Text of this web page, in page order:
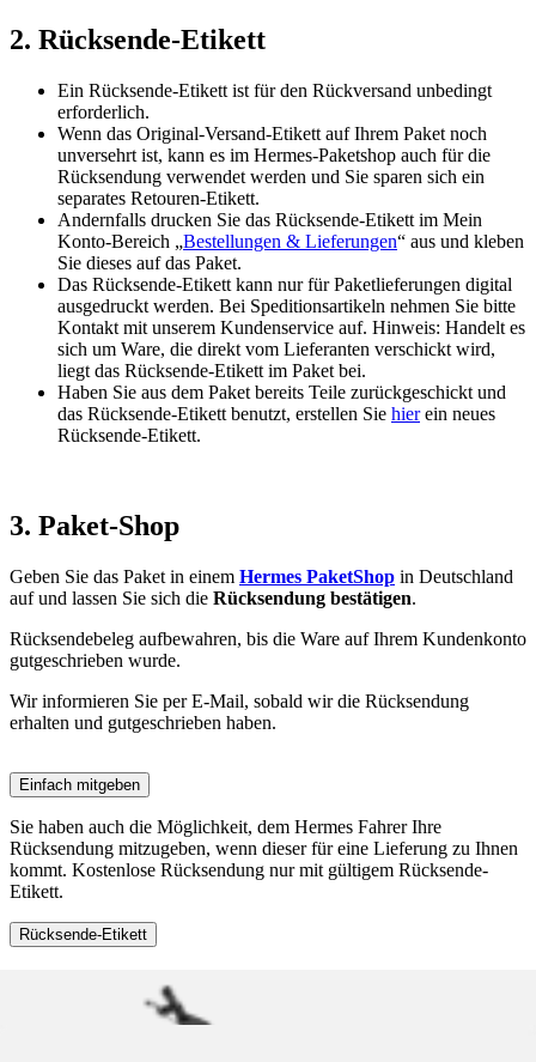
2. Rücksende-Etikett
Ein Rücksende-Etikett ist für den Rückversand unbedingt
erforderlich.
Wenn das Original-Versand-Etikett auf Ihrem Paket noch
unversehrt ist, kann es im Hermes-Paketshop auch für die
Rücksendung verwendet werden und Sie sparen sich ein
separates Retouren-Etikett.
Andernfalls drucken Sie das Rücksende-Etikett im Mein
Konto-Bereich „Bestellungen & Lieferungen“ aus und kleben
Sie dieses auf das Paket.
Das Rücksende-Etikett kann nur für Paketlieferungen digital
ausgedruckt werden. Bei Speditionsartikeln nehmen Sie bitte
Kontakt mit unserem Kundenservice auf. Hinweis: Handelt es
sich um Ware, die direkt vom Lieferanten verschickt wird,
liegt das Rücksende-Etikett im Paket bei.
Haben Sie aus dem Paket bereits Teile zurückgeschickt und
das Rücksende-Etikett benutzt, erstellen Sie hierein neues
Rücksende-Etikett.
3. Paket-Shop
Geben Sie das Paket in einem Hermes PaketShop in Deutschland
auf und lassen Sie sich die Rücksendung bestätigen.
Rücksendebeleg aufbewahren, bis die Ware auf Ihrem Kundenkonto
gutgeschrieben wurde.
Wir informieren Sie per E-Mail, sobald wir die Rücksendung
erhalten und gutgeschrieben haben.
Einfach mitgeben
Sie haben auch die Möglichkeit, dem Hermes Fahrer Ihre
Rücksendung mitzugeben, wenn dieser für eine Lieferung zu Ihnen
kommt. Kostenlose Rücksendung nur mit gültigem Rücksende-
Etikett.
Rücksende-Etikett